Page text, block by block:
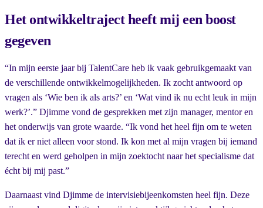
Het ontwikkeltraject heeft mij een boost
gegeven
“In mijn eerste jaar bij TalentCare heb ik vaak gebruikgemaakt van
de verschillende ontwikkelmogelijkheden. Ik zocht antwoord op
vragen als ‘Wie ben ik als arts?’ en ‘Wat vind ik nu echt leuk in mijn
werk?’.” Djimme vond de gesprekken met zijn manager, mentor en
het onderwijs van grote waarde. “Ik vond het heel fijn om te weten
dat ik er niet alleen voor stond. Ik kon met al mijn vragen bij iemand
terecht en werd geholpen in mijn zoektocht naar het specialisme dat
écht bij mij past.”
Daarnaast vind Djimme de intervisiebijeenkomsten heel fijn. Deze